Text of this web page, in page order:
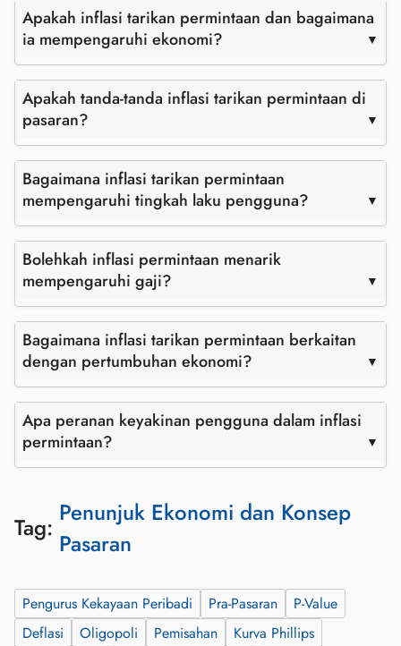
Apakah inflasi tarikan permintaan dan bagaimana
ia mempengaruhi ekonomi?
Apakah tanda-tanda inflasi tarikan permintaan di
pasaran?
Bagaimana inflasi tarikan permintaan
mempengaruhi tingkah laku pengguna?
Bolehkah inflasi permintaan menarik
mempengaruhi gaji?
Bagaimana inflasi tarikan permintaan berkaitan
dengan pertumbuhan ekonomi?
Apa peranan keyakinan pengguna dalam inflasi
permintaan?
Tag: Penunjuk Ekonomi dan Konsep
Pasaran
Pengurus Kekayaan Peribadi Pra-Pasaran
P-Value
Deflasi
Oligopoli Pemisahan
Kurva Phillips